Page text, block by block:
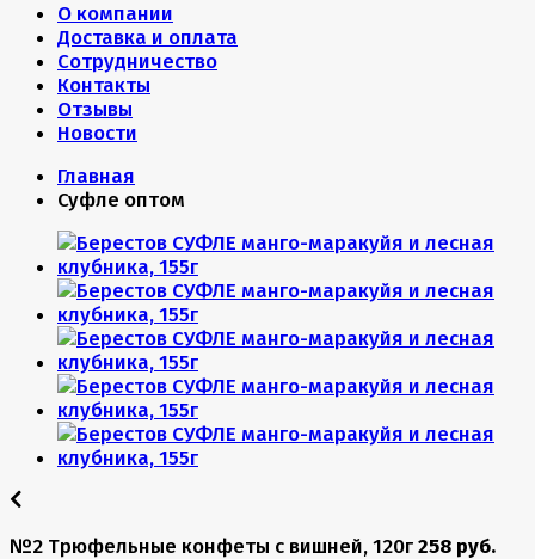
О компании
Доставка и оплата
Сотрудничество
Контакты
Отзывы
Новости
Главная
Суфле оптом
№2 Трюфельные конфеты с вишней, 120г 258 руб.